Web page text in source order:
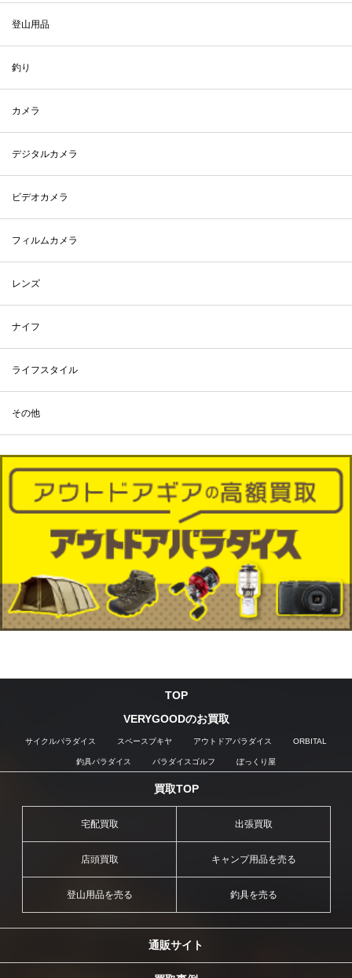
登山用品
釣り
カメラ
デジタルカメラ
ビデオカメラ
フィルムカメラ
レンズ
ナイフ
ライフスタイル
その他
TOP
VERYGOODのお買取
サイクルパラダイス スペースブキヤ アウトドアパラダイス ORBITAL
釣具パラダイス パラダイスゴルフ ぼっくり屋
買取TOP
宅配買取 出張買取
店頭買取 キャンプ用品を売る
登山用品を売る 釣具を売る
通販サイト